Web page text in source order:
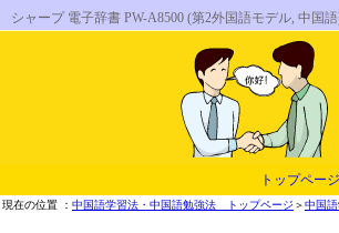
シャープ 電子辞書 PW-A8500 (第2外国語モデル,
トップページ
現在の位置 ： 中国語学習法・中国語勉強法 トップページ ＞中国